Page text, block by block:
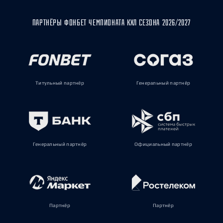
ПАРТНЁРЫ ФОНБЕТ ЧЕМПИОНАТА КХЛ СЕЗОНА 2026/2027
Титульный партнёр Генеральный партнёр
Генеральный партнёр Официальный партнёр
Партнёр Партнёр